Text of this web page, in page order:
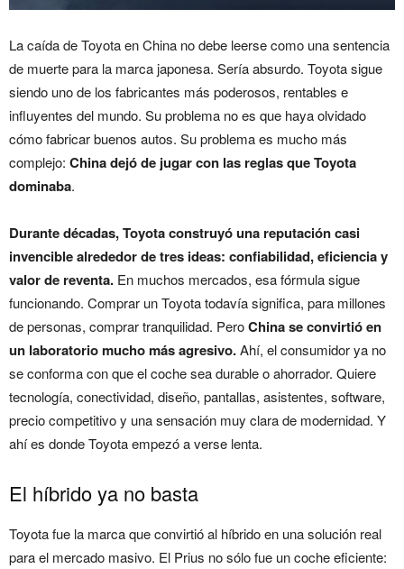
La caída de Toyota en China no debe leerse como una sentencia
de muerte para la marca japonesa. Sería absurdo. Toyota sigue
siendo uno de los fabricantes más poderosos, rentables e
influyentes del mundo. Su problema no es que haya olvidado
cómo fabricar buenos autos. Su problema es mucho más
complejo: China dejó de jugar con las reglas que Toyota
dominaba.
Durante décadas, Toyota construyó una reputación casi
invencible alrededor de tres ideas: confiabilidad, eficiencia y
valor de reventa. En muchos mercados, esa fórmula sigue
funcionando. Comprar un Toyota todavía significa, para millones
de personas, comprar tranquilidad. PeroChina se convirtió en
un laboratorio mucho más agresivo.Ahí, el consumidor ya no
se conforma con que el coche sea durable o ahorrador. Quiere
tecnología, conectividad, diseño, pantallas, asistentes, software,
precio competitivo y una sensación muy clara de modernidad. Y
ahí es donde Toyota empezó a verse lenta.
El híbrido ya no basta
Toyota fue la marca que convirtió al híbrido en una solución real
para el mercado masivo. El Prius no sólo fue un coche eficiente: